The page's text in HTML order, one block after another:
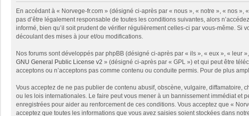
En accédant à « Norvege-fr.com » (désigné ci-après par « nous », « notre », « nos
pas d’être légalement responsable de toutes les conditions suivantes, alors
informé, bien qu’il soit prudent de vérifier régulièrement celles-ci par vous-même. Si
découlant des mises à jour et/ou modifications.
Nos forums sont développés par phpBB (désigné ci-après par « ils », « eux », «
GNU General Public License v2 » (désigné ci-après par « GPL ») et qui peut être
acceptons ou n’acceptons pas comme contenu ou conduite permis. Pour de plus
Vous acceptez de ne pas publier de contenu abusif, obscène, vulgaire, diffamatoire,
ou les lois internationales. Le faire peut vous mener à un bannissement immédiat et
enregistrées pour aider au renforcement de ces conditions. Vous acceptez que «
acceptez que toutes les informations que vous avez saisies soient stockées dans